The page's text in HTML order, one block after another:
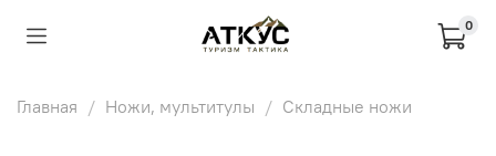
0
Главная Ножи, мультитулы Складные ножи